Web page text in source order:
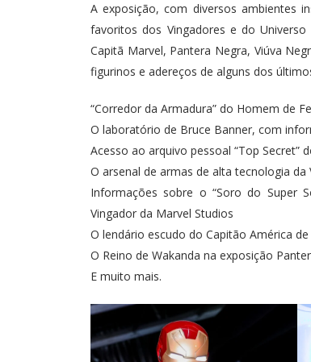
A exposição, com diversos ambientes
favoritos dos Vingadores e do
Capitã Marvel, Pantera Negra, Viúva
figurinos e adereços de alguns dos
“Corredor da Armadura” do Homem de
O laboratório de Bruce Banner, com
Acesso ao arquivo pessoal “Top Secret”
O arsenal de armas de alta tecnologia da
Informações sobre o “Soro do Super
Vingador da Marvel Studios
O lendário escudo do Capitão América
O Reino de Wakanda na exposição
E muito mais.